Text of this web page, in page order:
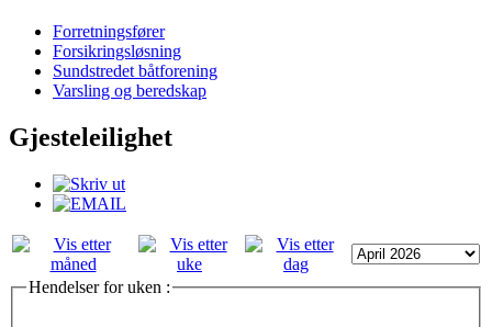
Forretningsfører
Forsikringsløsning
Sundstredet båtforening
Varsling og beredskap
Gjesteleilighet
Hendelser for uken :